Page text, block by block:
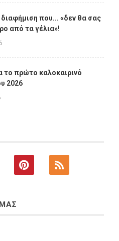
διαφήμιση που... «δεν θα σας
από τα γέλια»!
το πρώτο καλοκαιρινό
2026